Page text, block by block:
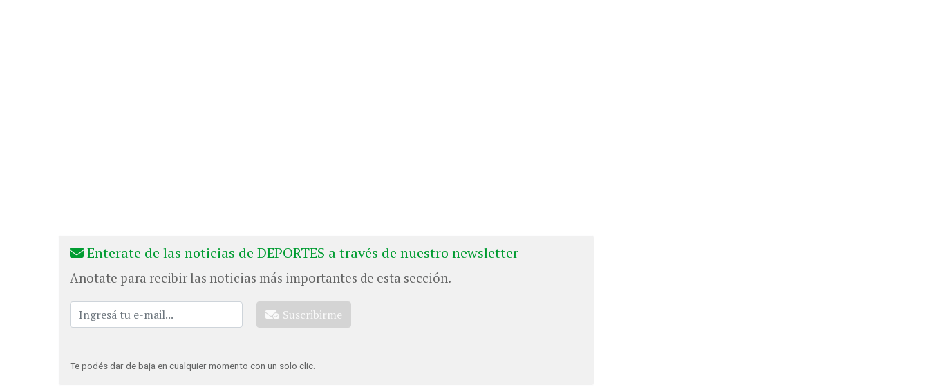
Enterate de las noticias de DEPORTES a través de nuestro newsletter
Anotate para recibir las noticias más importantes de esta sección.
Suscribirme
Te podés dar de baja en cualquier momento con un solo clic.